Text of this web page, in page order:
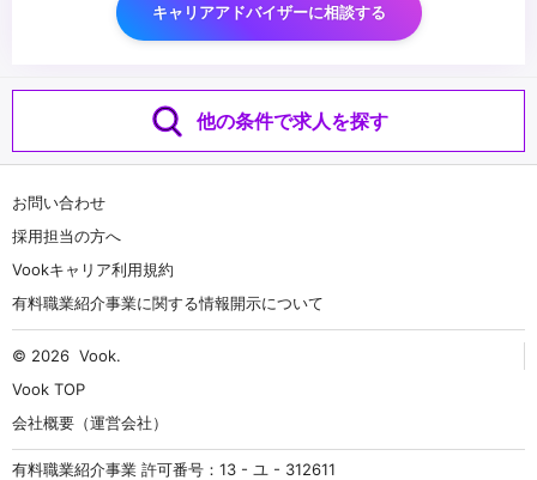
キャリアアドバイザーに相談する
他の条件で求人を探す
お問い合わせ
採用担当の方へ
Vookキャリア利用規約
有料職業紹介事業に関する情報開示について
© 2026 Vook.
Vook TOP
会社概要（運営会社）
有料職業紹介事業 許可番号：13 - ユ - 312611